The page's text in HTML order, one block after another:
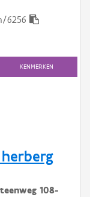
6256
KENMERKEN
108-